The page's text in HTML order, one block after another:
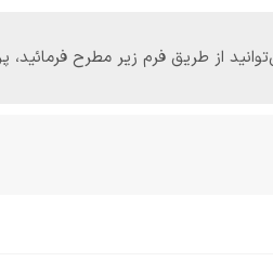
می‌توانید از طریق فرم زیر مطرح